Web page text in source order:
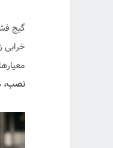
گیج
خرابی
نصب،